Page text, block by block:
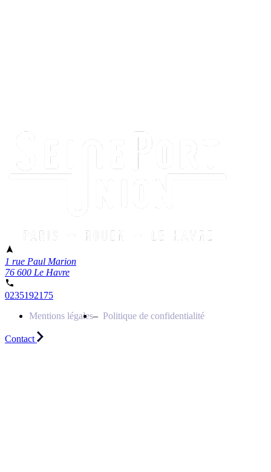
1 rue Paul Marion
76 600 Le Havre
0235192175
Mentions légales
Politique de confidentialité
Contact